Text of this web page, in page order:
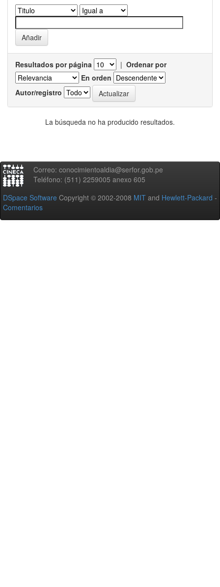
Resultados por página | Ordenar por
En orden
Autor/registro
La búsqueda no ha producido resultados.
Correo: conocimientoaldia@serfor.gob.pe
Teléfono: (511) 2259005 anexo 605
DSpace Software Copyright © 2002-2008 MIT and Hewlett-Packard -
Comentarios